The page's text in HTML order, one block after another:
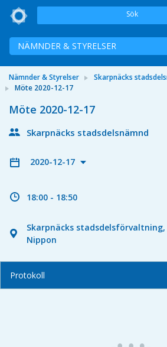
Sök
NÄMNDER & STYRELSER
Nämnder & Styrelser
Skarpnäcks
Möte 2020-12-17
Möte 2020-12-17
Skarpnäcks stadsdelsnämnd
2020-12-17
18:00 - 18:50
Skarpnäcks
Nippon
Protokoll